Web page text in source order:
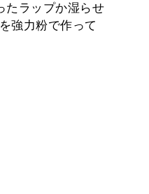
たラップか湿らせ
強力粉で作って